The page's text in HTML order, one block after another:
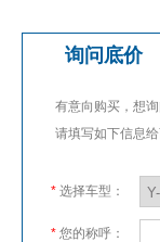
询问底价
有意向购买，想询
请填写如下信息
* 选择车型：
* 您的称呼：